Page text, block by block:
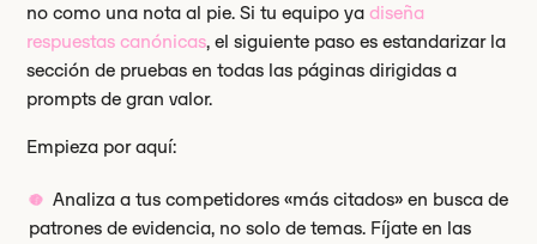
no como una nota al pie. Si tu equipo yadiseña
respuestas canónicas, el siguiente paso es estandarizar la
sección de pruebas en todas las páginas dirigidas a
prompts de gran valor.
Empieza por aquí:
Analiza a tus competidores «más citados» en busca de
patrones de evidencia, no solo de temas. Fíjate en las